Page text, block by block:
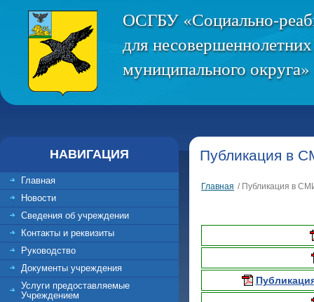
ОСГБУ «Социально-
для
муниципального
НАВИГАЦИЯ
Главная
Новости
Сведения об учреждении
Контакты и реквизиты
Руководство
Документы учреждения
Услуги предоставляемые
Учреждением
Публикация в
Главная / Публикация в